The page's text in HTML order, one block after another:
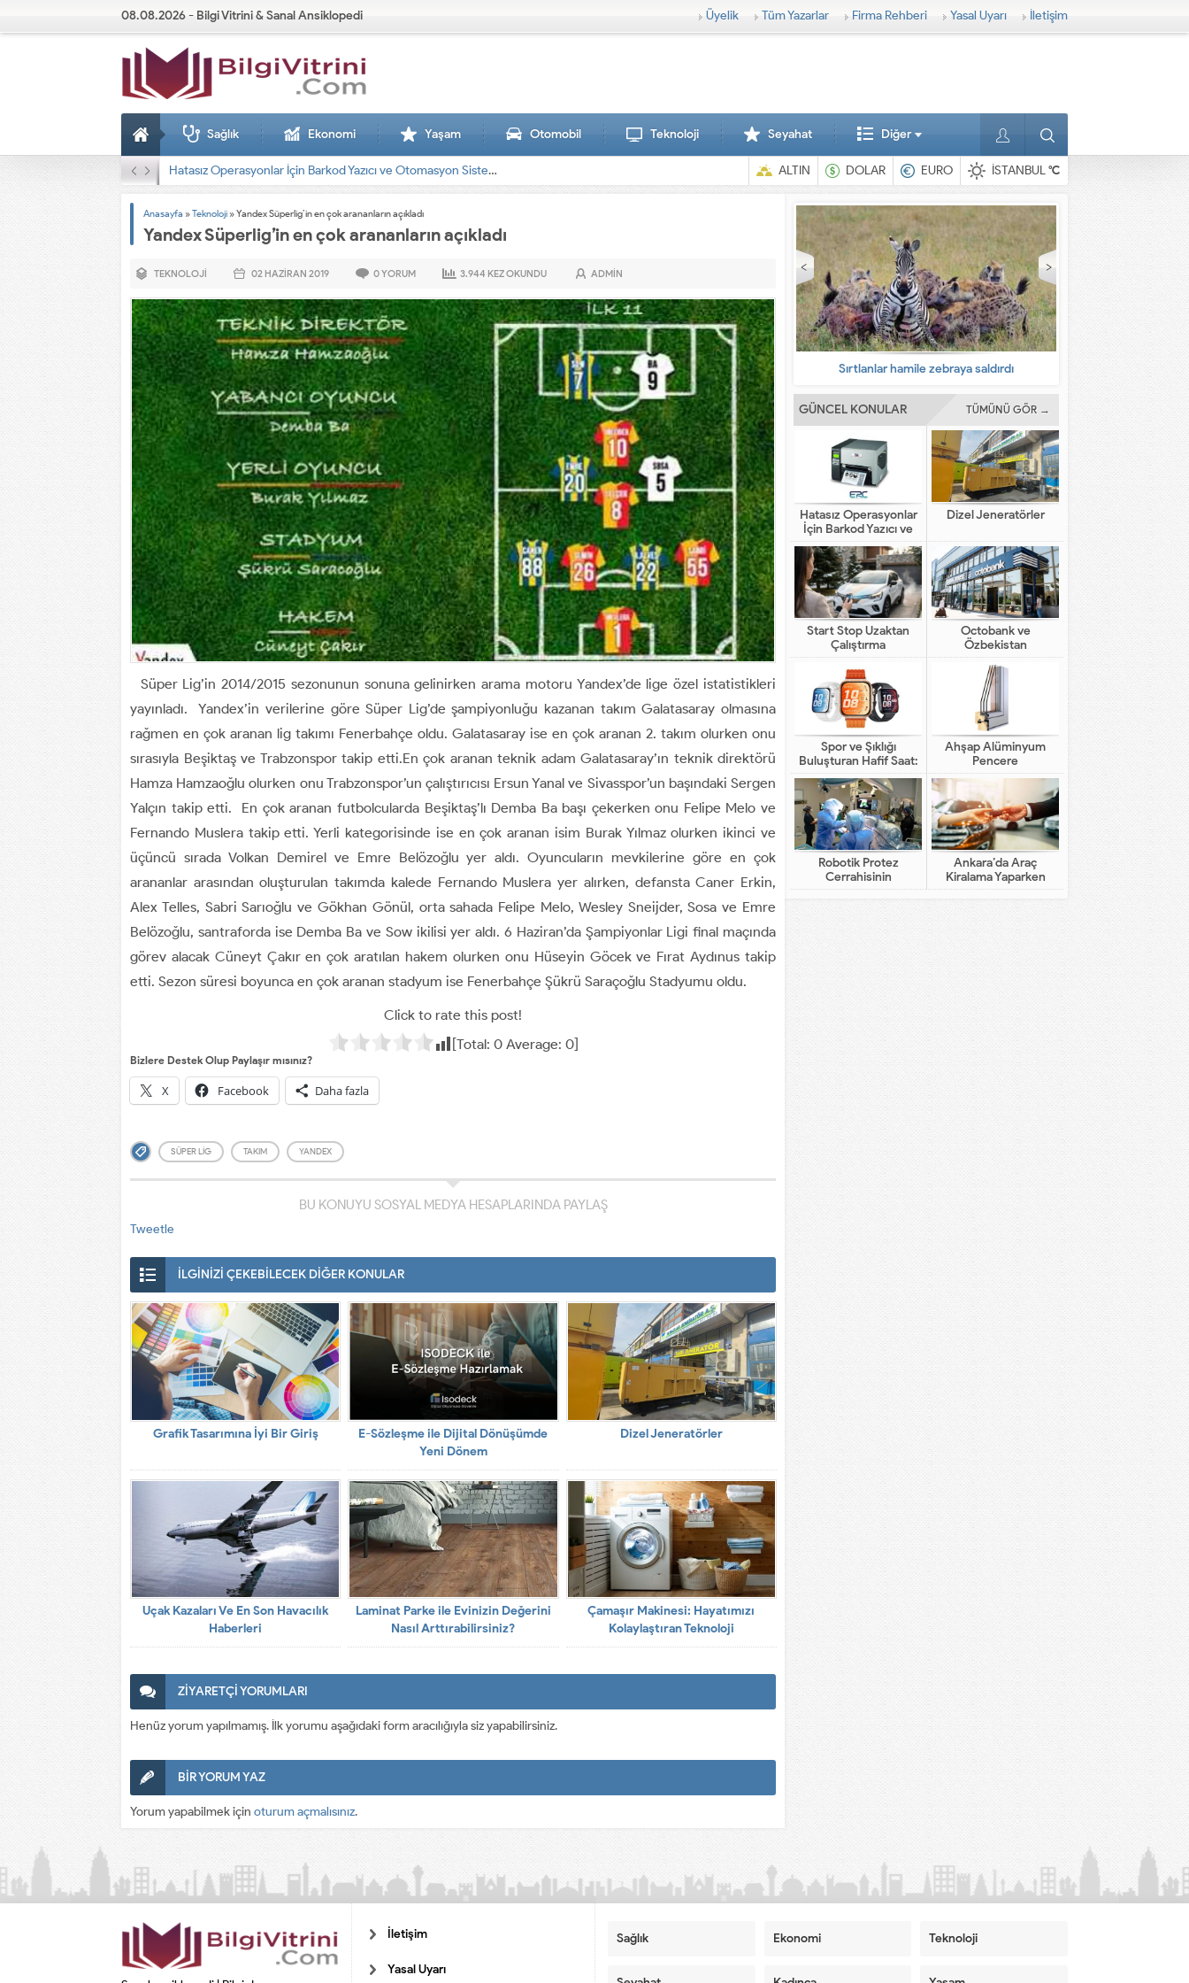
08.08.2026 - Bilgi Vitrini & Sanal Ansiklopedi Üyelik Tüm Yazarlar Firma Rehberi Yasal Uyarı İletişim
Sağlık Ekonomi Yaşam Otomobil Teknoloji Seyahat Diğer
Dizel Jeneratörler ALTIN DOLAR EURO İSTANBUL°C
Anasayfa »Teknoloji »Yandex Süperlig’in en çok arananların açıkladı
Yandex Süperlig’in en çok arananların açıkladı
TEKNOLOJI 02 HAZIRAN 2019 0YORUM 3.944 KEZ OKUNDU ADMIN
Süper Lig’in 2014/2015 sezonunun sonuna gelinirken arama motoru Yandex’de lige özel istatistikleri
yayınladı. Yandex’in verilerine göre Süper Lig’de şampiyonluğu kazanan takım Galatasaray olmasına
rağmen en çok aranan lig takımı Fenerbahçe oldu. Galatasaray ise en çok aranan 2. takım olurken onu
sırasıyla Beşiktaş ve Trabzonspor takip etti.En çok aranan teknik adam Galatasaray’ın teknik direktörü
Hamza Hamzaoğlu olurken onu Trabzonspor’un çalıştırıcısı Ersun Yanal ve Sivasspor’un başındaki Sergen
Yalçın takip etti. En çok aranan futbolcularda Beşiktaş’lı Demba Ba başı çekerken onu Felipe Melo ve
Fernando Muslera takip etti. Yerli kategorisinde ise en çok aranan isim Burak Yılmaz olurken ikinci ve
üçüncü sırada Volkan Demirel ve Emre Belözoğlu yer aldı. Oyuncuların mevkilerine göre en çok
arananlar arasından oluşturulan takımda kalede Fernando Muslera yer alırken, defansta Caner Erkin,
Alex Telles, Sabri Sarıoğlu ve Gökhan Gönül, orta sahada Felipe Melo, Wesley Sneijder, Sosa ve Emre
Belözoğlu, santraforda ise Demba Ba ve Sow ikilisi yer aldı. 6 Haziran’da Şampiyonlar Ligi final maçında
görev alacak Cüneyt Çakır en çok aratılan hakem olurken onu Hüseyin Göcek ve Fırat Aydınus takip
etti. Sezon süresi boyunca en çok aranan stadyum ise Fenerbahçe Şükrü Saraçoğlu Stadyumu oldu.
Click to rate this post!
[Total: 0Average: 0]
Bizlere Destek Olup Paylaşır mısınız?
X Facebook Daha fazla
SÜPER LIG TAKIM YANDEX
BU KONUYU SOSYAL MEDYA HESAPLARINDA PAYLAŞ
Tweetle
İLGİNİZİ ÇEKEBİLECEK DİĞER KONULAR
Grafik Tasarımına İyi Bir Giriş
E-Sözleşme ile Dijital Dönüşümde
Yeni Dönem
Dizel Jeneratörler
Uçak Kazaları Ve En Son Havacılık
Haberleri
Laminat Parke ile Evinizin Değerini
Nasıl Arttırabilirsiniz?
Çamaşır Makinesi: Hayatımızı
Kolaylaştıran Teknoloji
ZİYARETÇİ YORUMLARI
Henüz yorum yapılmamış. İlk yorumu aşağıdaki form aracılığıyla siz yapabilirsiniz.
BİR YORUM YAZ
Yorum yapabilmek için oturum açmalısınız.
Sırtlanlar hamile zebraya saldırdı
GÜNCEL KONULAR TÜMÜNÜ GÖR →
Hatasız Operasyonlar
İçin Barkod Yazıcı ve
Otomasyon Sistemleri
Dizel Jeneratörler
Start Stop Uzaktan
Çalıştırma
Octobank ve
Özbekistan
Bankalarının Dijital
Finansal Altyapının
Gelişimindeki Yeni Rolü
Spor ve Şıklığı
Buluşturan Hafif Saat:
HUAWEI WATCH FIT 5
Pro
Ahşap Alüminyum
Pencere
Robotik Protez
Cerrahisinin
Geleneksel Cerrahiden
Farkı Nedir?
Ankara’da Araç
Kiralama Yaparken
Dikkat Edilecekler
İletişim
Yasal Uyarı
Sağlık Ekonomi Teknoloji